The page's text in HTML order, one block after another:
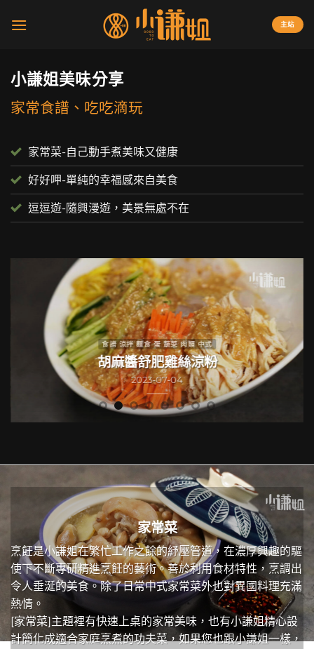
主站
小謙姐美味分享
家常食譜、吃吃滴玩
家常菜-自己動手煮美味又健康
好好呷-單純的幸福感來自美食
逗逗遊-隨興漫遊，美景無處不在
食譜 涼拌 麵食 蛋 蔬菜 肉類 中式
胡麻醬舒肥雞絲涼粉
2023-07-04
家常菜
烹飪是小謙姐在繁忙工作之餘的紓壓管道，在濃厚興趣的驅
使下不斷專研精進烹飪的藝術。善於利用食材特性，烹調出
令人垂涎的美食。除了日常中式家常菜外也對異國料理充滿
熱情。
[家常菜]主題裡有快速上桌的家常美味，也有小謙姐精心設
計簡化成適合家庭烹煮的功夫菜，如果您也跟小謙姐一樣，